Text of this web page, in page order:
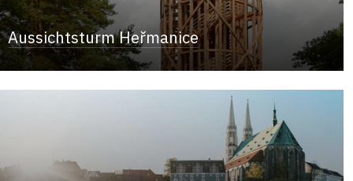
Aussichtsturm Heřmanice